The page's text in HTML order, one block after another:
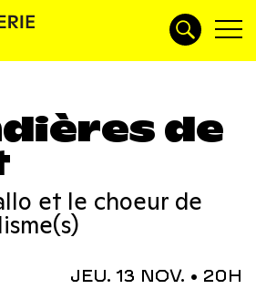
de
et le choeur de
JEU. 13 NOV. • 20H